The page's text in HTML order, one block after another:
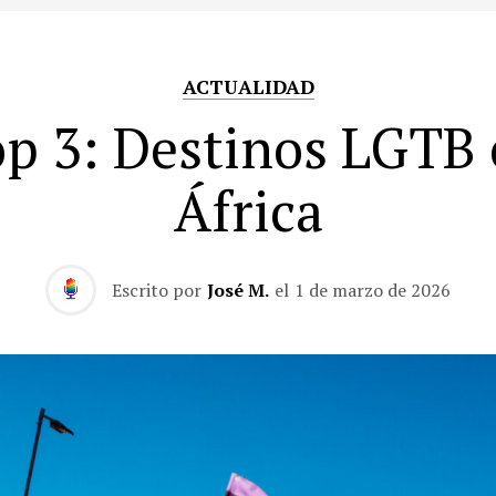
ACTUALIDAD
3: Destinos LGTB
África
Escrito por José M. el 1 de marzo de 2026